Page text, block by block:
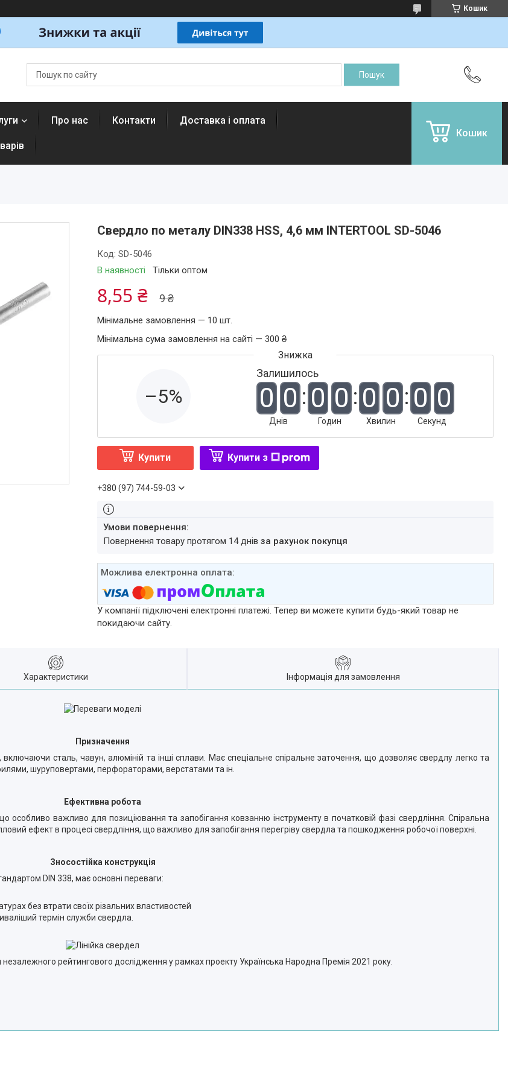
Кошик
Про нас Контакти Доставка і оплата
Кошик
Свердло по металу DIN338 HSS, 4,6 мм INTERTOOL SD-5046
В наявності Тільки оптом
Код: SD-5046
9 ₴
8,55 ₴
Мінімальне замовлення — 10 шт.
Мінімальна сума замовлення на сайті — 300 ₴
–5%
Залишилось
0 0
Днів
0 0
Годин
0 0
Хвилин
0 0
Секунд
Купити Купити з
+380 (97) 744-59-03
повернення товару протягом 14 днів за рахунок покупця
У компанії підключені електронні платежі. Тепер ви можете купити будь-який товар не
покидаючи сайту.
Характеристики Інформація для замовлення
Призначення
сталь, чавун, алюміній та інші сплави. Має спеціальне спіральне заточення, що дозволяє свердлу легко та
шуруповертами, перфораторами, верстатами та ін.
Ефективна робота
особливо важливо для позиціювання та запобігання ковзанню інструменту в початковій фазі свердління. Спіральна
ефект в процесі свердління, що важливо для запобігання перегріву свердла та пошкодження робочої поверхні.
Зносостійка конструкція
DIN 338, має основні переваги:
без втрати своїх різальних властивостей
термін служби свердла.
рейтингового дослідження у рамках проекту Українська Народна Премія 2021 року.